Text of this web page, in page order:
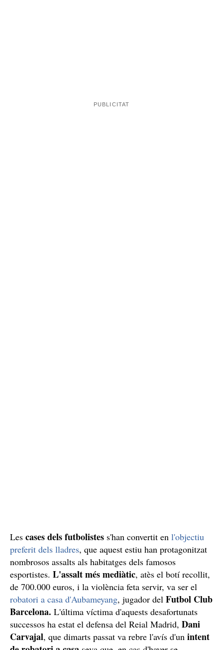
Les cases dels futbolistes s'han convertit en l'objectiu
preferit dels lladres, que aquest estiu han protagonitzat
nombrosos assalts als habitatges dels famosos
esportistes. L'assalt més mediàtic, atès el botí recollit,
de 700.000 euros, i la violència feta servir, va ser el
robatori a casa d'Aubameyang, jugador del Futbol Club
Barcelona. L'última víctima d'aquests desafortunats
successos ha estat el defensa del Reial Madrid, Dani
Carvajal, que dimarts passat va rebre l'avís d'un intent